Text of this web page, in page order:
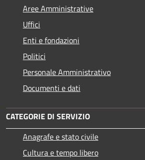
Aree Amministrative
Uffici
Enti e fondazioni
Politici
Personale Amministrativo
Documenti e dati
CATEGORIE DI SERVIZIO
Anagrafe e stato civile
Cultura e tempo libero